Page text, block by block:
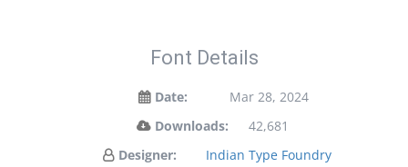
Font Details
Date:
Mar 28, 2024
Downloads:
42,681
Designer:
Indian Type Foundry